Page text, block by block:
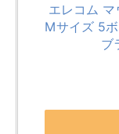
エレコム
Mサイズ 5
ブ